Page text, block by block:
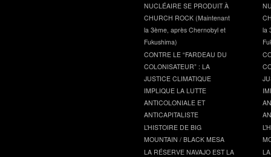
NUCLÉAIRE SE PRODUIT À
CHURCH ROCK (Maintenant
la 3ème, après Chernobyl et
Fukushima)
CONTRE LE “FARDEAU DU
COLONISATEUR” : LA
JUSTICE CLIMATIQUE
IMPLIQUE LA LUTTE
ANTICOLONIALE ET
ANTICAPITALISTE
L’HISTOIRE DE BIG
MOUNTAIN / BLACK MESA
LA RÉSERVE NAVAJO EST LA
la